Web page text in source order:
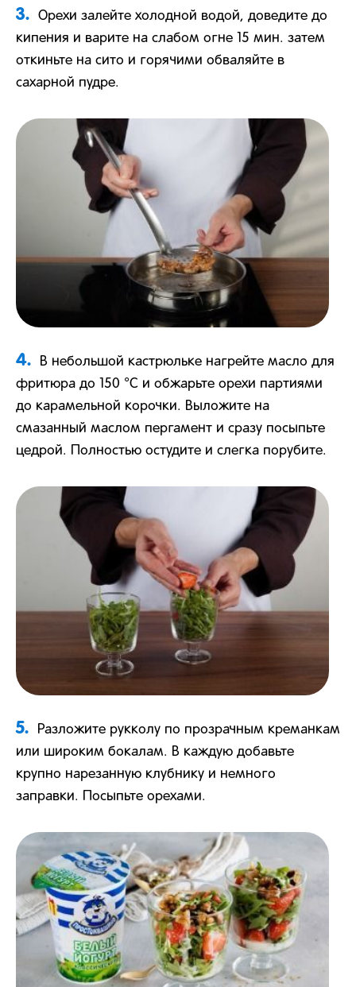
3.
Орехи залейте холодной водой, доведите до
кипения и варите на слабом огне 15 мин. затем
откиньте на сито и горячими обваляйте в
сахарной пудре.
4.
В небольшой кастрюльке нагрейте масло для
фритюра до 150 °С и обжарьте орехи партиями
до карамельной корочки. Выложите на
смазанный маслом пергамент и сразу посыпьте
цедрой. Полностью остудите и слегка порубите.
5.
Разложите рукколу по прозрачным креманкам
или широким бокалам. В каждую добавьте
крупно нарезанную клубнику и немного
заправки. Посыпьте орехами.